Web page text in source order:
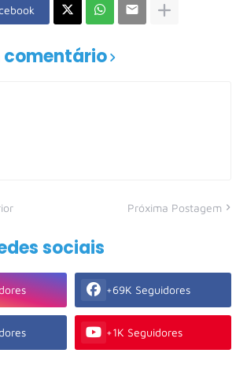
comentário
Próxima Postagem
sociais
+69K Seguidores
+1K Seguidores